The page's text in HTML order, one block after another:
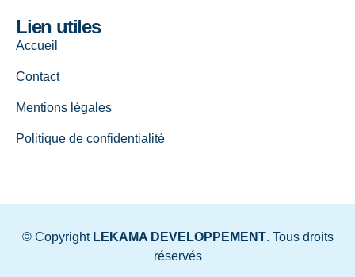
Lien utiles
Accueil
Contact
Mentions légales
Politique de confidentialité
© Copyright LEKAMA DEVELOPPEMENT. Tous droits
réservés